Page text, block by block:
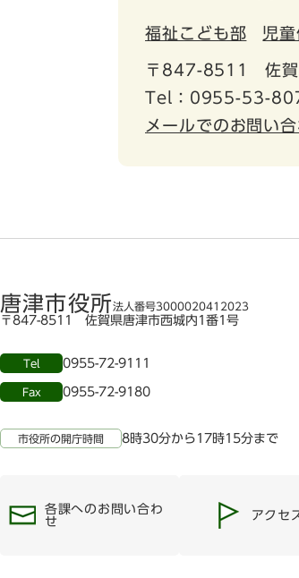
福祉こども部 児
〒847-8511
佐
Tel：0955-53-
メールでのお問い
唐津市役所法人番号3000020412023
〒847-8511 佐賀県唐津市西城内1番1号
Tel 0955-72-9111
Fax 0955-72-9180
市役所の開庁時間 8時30分から17時15分まで
各課へのお問い合わ
せ
アクセ